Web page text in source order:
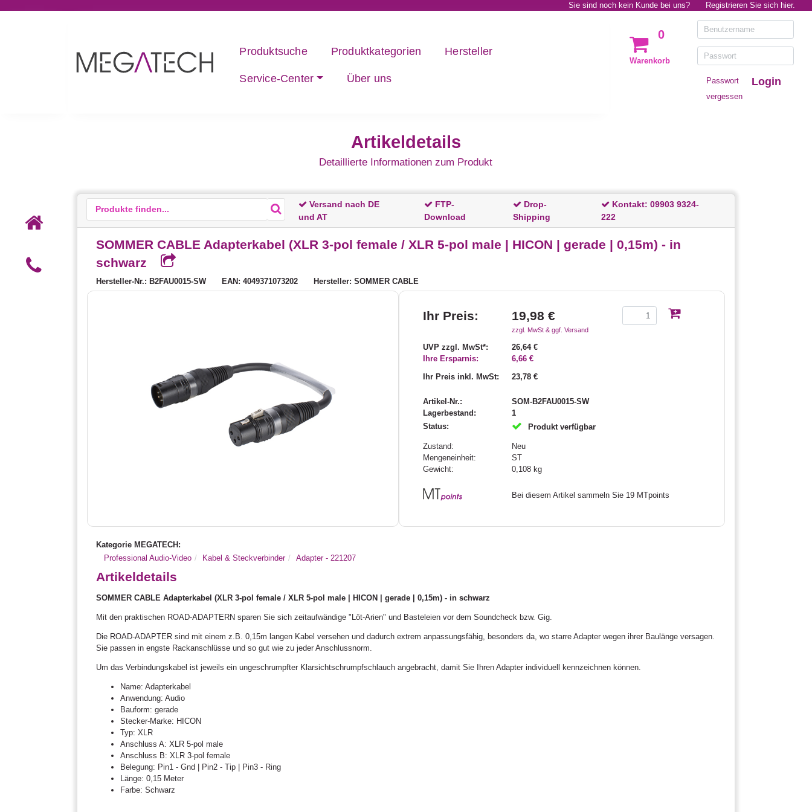
Sie sind noch kein Kunde bei uns? Registrieren Sie sich hier.
Produktsuche Produktkategorien Hersteller
Service-Center Über uns
0
Warenkorb
Passwort
vergessen
Login
Artikeldetails
Detaillierte Informationen zum Produkt
Versand nach DE
und AT
FTP-
Download
Drop-
Shipping
Kontakt:09903 9324-
222
SOMMER CABLE Adapterkabel (XLR 3-pol female / XLR 5-pol male | HICON | gerade | 0,15m) - in
schwarz
Hersteller-Nr.: B2FAU0015-SW EAN: 4049371073202 Hersteller: SOMMER CABLE
Ihr Preis: 19,98 €
zzgl. MwSt & ggf. Versand
UVP zzgl. MwSt*:
26,64 €
Ihre Ersparnis:
6,66 €
Ihr Preis inkl. MwSt:
23,78 €
Artikel-Nr.:
SOM-B2FAU0015-SW
Lagerbestand:
1
Status:
Produkt verfügbar
Zustand:
Neu
Mengeneinheit:
ST
Gewicht:
0,108 kg
Bei diesem Artikel sammeln Sie 19 MTpoints
Kategorie MEGATECH:
Professional Audio-Video
Kabel & Steckverbinder Adapter - 221207
Artikeldetails
SOMMER CABLE Adapterkabel (XLR 3-pol female / XLR 5-pol male | HICON | gerade | 0,15m) - in schwarz
Mit den praktischen ROAD-ADAPTERN sparen Sie sich zeitaufwändige "Löt-Arien" und Basteleien vor dem Soundcheck bzw. Gig.
Die ROAD-ADAPTER sind mit einem z.B. 0,15m langen Kabel versehen und dadurch extrem anpassungsfähig, besonders da, wo starre Adapter wegen ihrer Baulänge versagen.
Sie passen in engste Rackanschlüsse und so gut wie zu jeder Anschlussnorm.
Um das Verbindungskabel ist jeweils ein ungeschrumpfter Klarsichtschrumpfschlauch angebracht, damit Sie Ihren Adapter individuell kennzeichnen können.
Name: Adapterkabel
Anwendung: Audio
Bauform: gerade
Stecker-Marke: HICON
Typ: XLR
Anschluss A: XLR 5-pol male
Anschluss B: XLR 3-pol female
Belegung: Pin1 - Gnd | Pin2 - Tip | Pin3 - Ring
Länge: 0,15 Meter
Farbe: Schwarz